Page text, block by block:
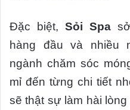
Đặc biệt, Sỏi Spa
hàng đầu và nhiều
ngành chăm sóc
mỉ đến từng chi tiết
sẽ thật sự làm hài lòng